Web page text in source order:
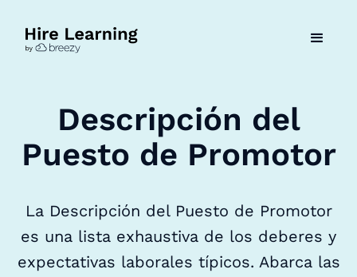
Descripción del
Puesto de Promotor
La Descripción del Puesto de Promotor
es una lista exhaustiva de los deberes y
expectativas laborales típicos. Abarca las